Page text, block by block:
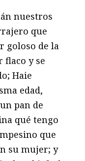
nuestros
que
goloso de la
flaco y se
Haie
edad,
pan de
qué tengo
que
su mujer; y